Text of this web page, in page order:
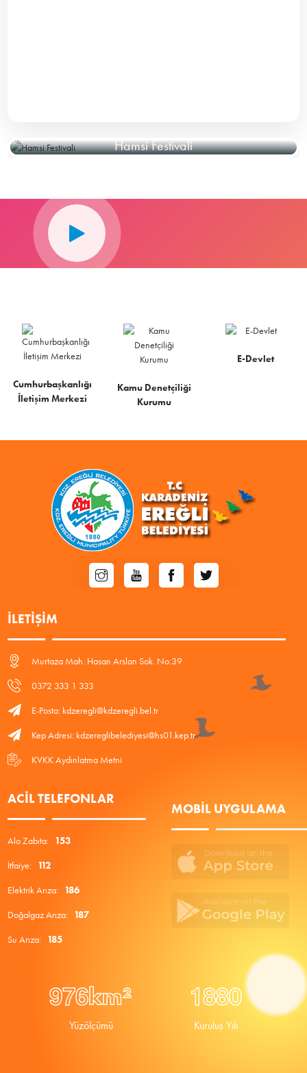
Hamsi Festivali
Cumhurbaşkanlığı
İletişim Merkezi
Kamu Denetçiliği
Kurumu
E-Devlet
İLETIŞIM
Murtaza Mah. Hasan Arslan Sok. No:39
0372 333 1 333
E-Posta: kdzeregli@kdzeregli.bel.tr
Kep Adresi: kdzereglibelediyesi@hs01.kep.tr
KVKK Aydınlatma Metni
ACIL TELEFONLAR
Alo Zabıta: 153
İtfaiye: 112
Elektrik Arıza: 186
Doğalgaz Arıza: 187
Su Arıza: 185
MOBIL UYGULAMA
976km²
Yüzölçümü
1880
Kuruluş Yılı